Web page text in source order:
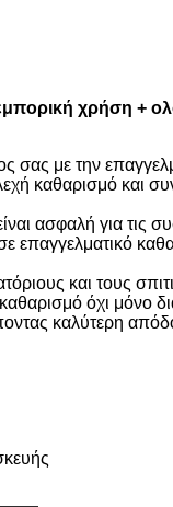
εμπορική χρήση +
σας με την
καθαρισμό και
ασφαλή για τις
και τους
όχι μόνο
καλύτερη